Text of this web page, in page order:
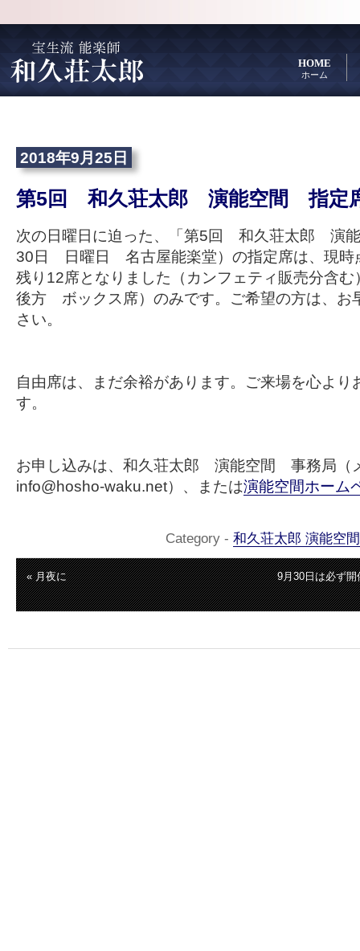
HOME
ホーム
2018年9月25日
第5回 和久荘太郎 演能空間 指定
次の日曜日に迫った、「第5回 和久荘太郎 演
30日 日曜日 名古屋能楽堂）の指定席は、現時
残り12席となりました（カンフェティ販売分含
後方 ボックス席）のみです。ご希望の方は、お
さい。
自由席は、まだ余裕があります。ご来場を心より
す。
お申し込みは、和久荘太郎 演能空間 事務局
info@hosho-waku.net）、または演能空間ホーム
Category - 和久荘太郎 演能空間
« 月夜に 9月30日は必ず